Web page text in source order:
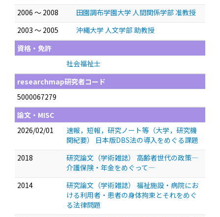
2006 ～ 2008
田園調布学園大学 人間関係学部 准教授
2003 ～ 2005
沖縄大学 人文学部 助教授
資格・免許
社会福祉士
researchmap研究者コード
5000067279
論文・MISC
2026/02/01
速報，短報，研究ノート等（大学，研究機
関紀要） 日本版DBS法の導入をめぐる課題
2018
研究論文（学術雑誌） 高齢者世代の政策—
介護保険・年金をめぐって—
2014
研究論文（学術雑誌） 福祉施設・病院にお
ける利用者・患者の身体拘束とそれをめぐ
る法律問題